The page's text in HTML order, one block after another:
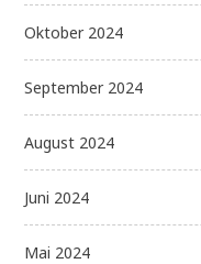
Oktober 2024
September 2024
August 2024
Juni 2024
Mai 2024